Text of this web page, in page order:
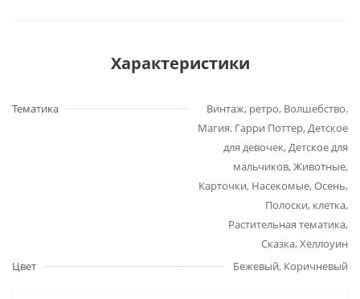
Характеристики
Тематика
Винтаж, ретро, Волшебство.
Магия. Гарри Поттер, Детское
для девочек, Детское для
мальчиков, Животные,
Карточки, Насекомые, Осень,
Полоски, клетка,
Растительная тематика,
Сказка, Хеллоуин
Цвет
Бежевый, Коричневый